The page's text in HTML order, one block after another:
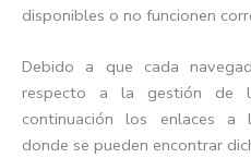
disponibles o no funcionen
Debido a que cada
respecto a la gestión de
continuación los enlaces a
donde se pueden encontrar